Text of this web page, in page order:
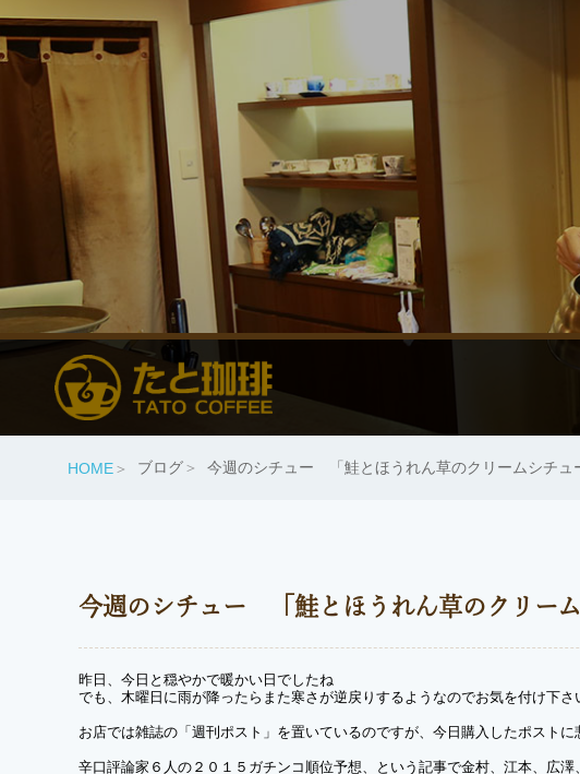
HOME ブログ 今週のシチュー 「鮭とほうれん草のクリームシチュ
今週のシチュー 「鮭とほうれん草のクリーム
昨日、今日と穏やかで暖かい日でしたね
でも、木曜日に雨が降ったらまた寒さが逆戻りするようなのでお気を付け下さ
お店では雑誌の「週刊ポスト」を置いているのですが、今日購入したポスト
辛口評論家６人の２０１５ガチンコ順位予想、という記事で金村、江本、広